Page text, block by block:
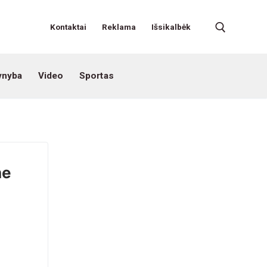
Kontaktai Reklama Išsikalbėk
Video Sportas